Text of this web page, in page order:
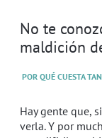
No te
maldición
POR QUÉ CUESTA
Hay gente que,
verla. Y por